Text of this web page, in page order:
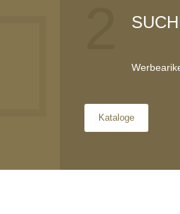
Kataloge